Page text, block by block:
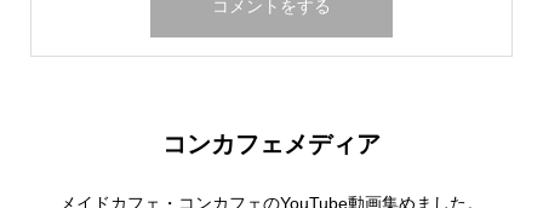
コンカフェメディア
メイドカフェ・コンカフェのYouTube動画集めました。